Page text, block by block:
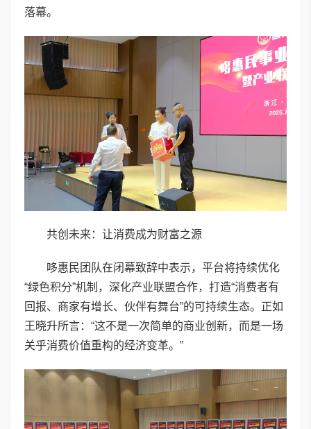
落幕。
共创未来：让消费成为财富之源
哆惠民团队在闭幕致辞中表示，平台将持续优化
“绿色积分”机制，深化产业联盟合作，打造“消费者有
回报、商家有增长、伙伴有舞台”的可持续生态。正如
王晓升所言：“这不是一次简单的商业创新，而是一场
关乎消费价值重构的经济变革。”